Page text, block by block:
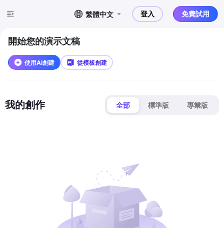
繁體中文 登入 免費試用
開始您的演示文稿
使用AI創建 從模板創建
我的創作 全部 標準版 專業版